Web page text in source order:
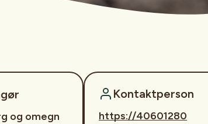
og omegn
Kontaktperson
https://40601280